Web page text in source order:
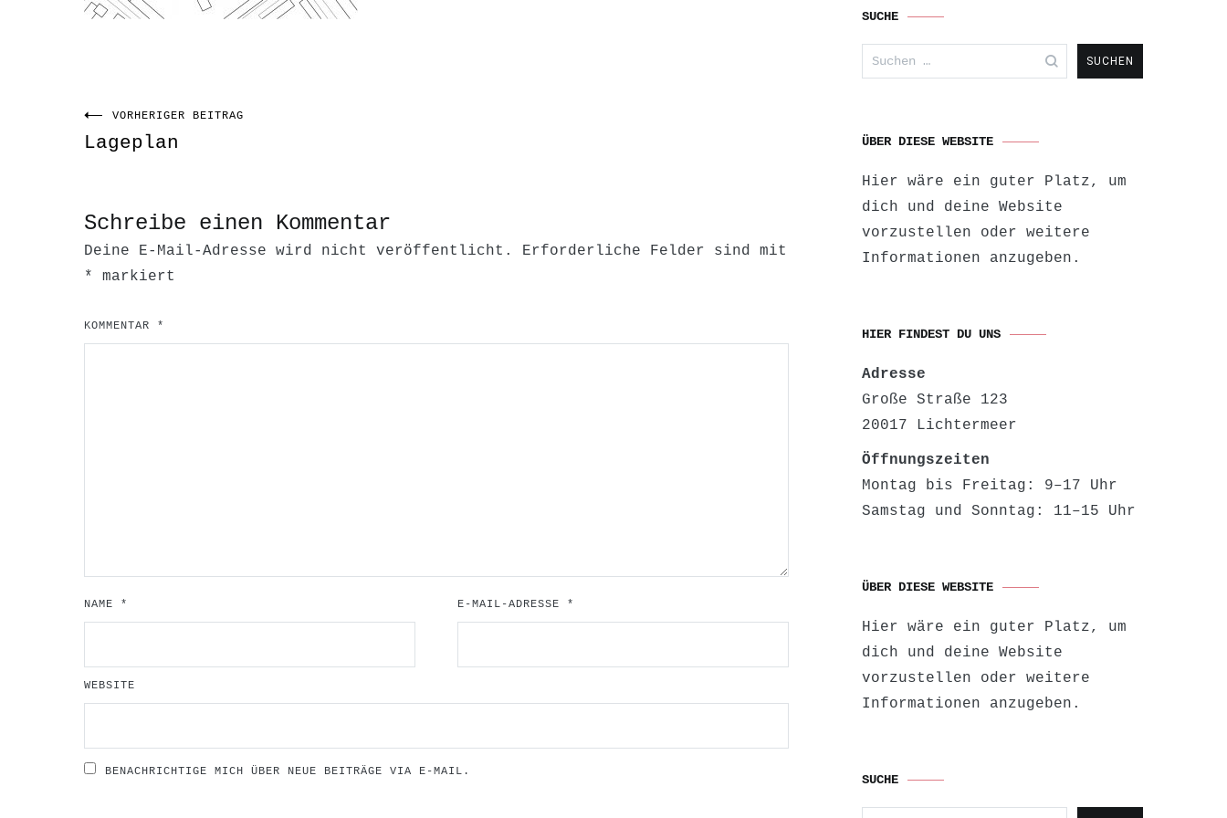
Beitragsnavigation
VORHERIGER BEITRAG
Lageplan
Schreibe einen Kommentar
Deine E-Mail-Adresse wird nicht veröffentlicht.
Erforderliche Felder sind mit
*
markiert
KOMMENTAR *
NAME * E-MAIL-ADRESSE *
WEBSITE
BENACHRICHTIGE MICH ÜBER NEUE BEITRÄGE VIA E-MAIL.
SUCHE
nach:
ÜBER DIESE WEBSITE
Hier wäre ein guter Platz, um
dich und deine Website
vorzustellen oder weitere
Informationen anzugeben.
HIER FINDEST DU UNS
Adresse
Große Straße 123
20017 Lichtermeer
Öffnungszeiten
Montag bis Freitag: 9–17 Uhr
Samstag und Sonntag: 11–15 Uhr
ÜBER DIESE WEBSITE
Hier wäre ein guter Platz, um
dich und deine Website
vorzustellen oder weitere
Informationen anzugeben.
SUCHE